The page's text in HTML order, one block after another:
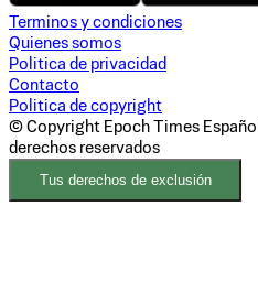
Terminos y condiciones
Quienes somos
Politica de privacidad
Contacto
Politica de copyright
© Copyright Epoch Times Español
derechos reservados
Tus derechos de exclusión